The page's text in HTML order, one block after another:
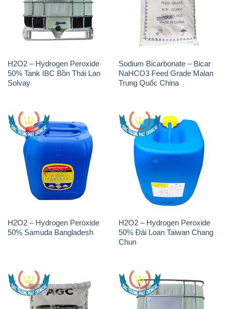
H2O2 – Hydrogen Peroxide
50% Tank IBC Bồn Thái Lan
Solvay
Sodium Bicarbonate – Bicar
NaHCO3 Feed Grade Malan
Trung Quốc China
H2O2 – Hydrogen Peroxide
50% Samuda Bangladesh
H2O2 – Hydrogen Peroxide
50% Đài Loan Taiwan Chang
Chun